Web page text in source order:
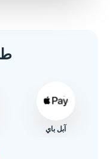
آبل باي